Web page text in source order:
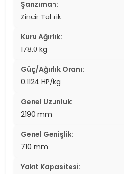
Şanzıman:
Zincir Tahrik
Kuru Ağırlık:
178.0 kg
Güç/Ağırlık Oranı:
0.1124 HP/kg
Genel Uzunluk:
2190 mm
Genel Genişlik:
710 mm
Yakıt Kapasitesi: